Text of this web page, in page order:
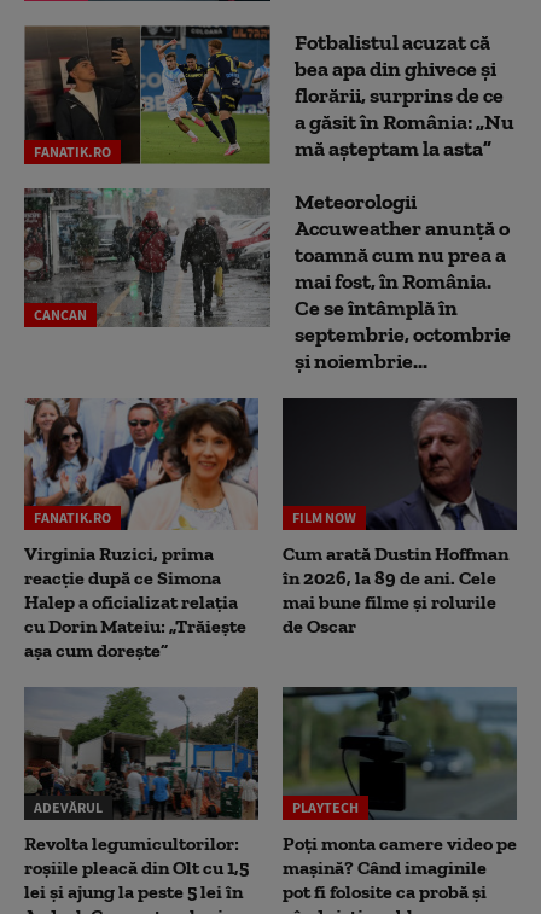
FANATIK.RO
Fotbalistul acuzat că
bea apa din ghivece și
florării, surprins de ce
a găsit în România: „Nu
mă așteptam la asta”
CANCAN
Meteorologii
Accuweather anunță o
toamnă cum nu prea a
mai fost, în România.
Ce se întâmplă în
septembrie, octombrie
și noiembrie...
FANATIK.RO
Virginia Ruzici, prima
reacție după ce Simona
Halep a oficializat relația
cu Dorin Mateiu: „Trăiește
așa cum dorește”
FILM NOW
Cum arată Dustin Hoffman
în 2026, la 89 de ani. Cele
mai bune filme și rolurile
de Oscar
ADEVĂRUL
Revolta legumicultorilor:
roșiile pleacă din Olt cu 1,5
lei și ajung la peste 5 lei în
PLAYTECH
Poți monta camere video pe
mașină? Când imaginile
pot fi folosite ca probă și